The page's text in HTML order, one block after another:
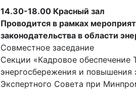
14.30-18.00 Красный зал
Проводится в рамках
законодательства в области
Совместное заседание
Секции «Кадровое обеспечение
энергосбережения и повышения
Экспертного Совета при